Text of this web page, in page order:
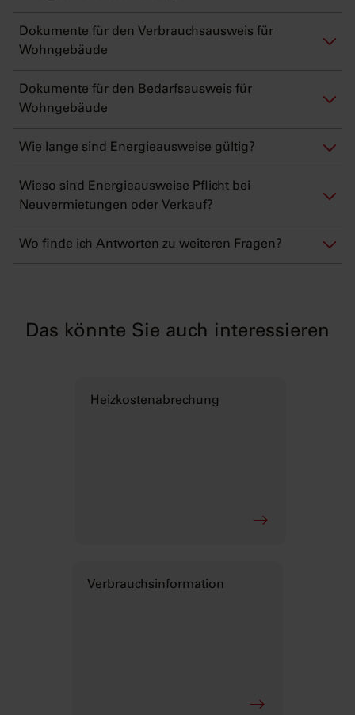
Dokumente für den Verbrauchsausweis für
Wohngebäude
Dokumente für den Bedarfsausweis für
Wohngebäude
Wie lange sind Energieausweise gültig?
Wieso sind Energieausweise Pflicht bei
Neuvermietungen oder Verkauf?
Wo finde ich Antworten zu weiteren Fragen?
Das könnte Sie auch interessieren
Heizkostenabrechung
Verbrauchs­information